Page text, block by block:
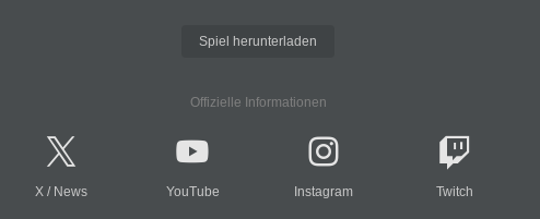
Spiel herunterladen
Offizielle Informationen
X / News YouTube Instagram Twitch